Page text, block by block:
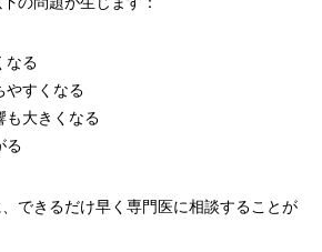
なる
やすくなる
も大きくなる
る
できるだけ早く専門医に相談することが